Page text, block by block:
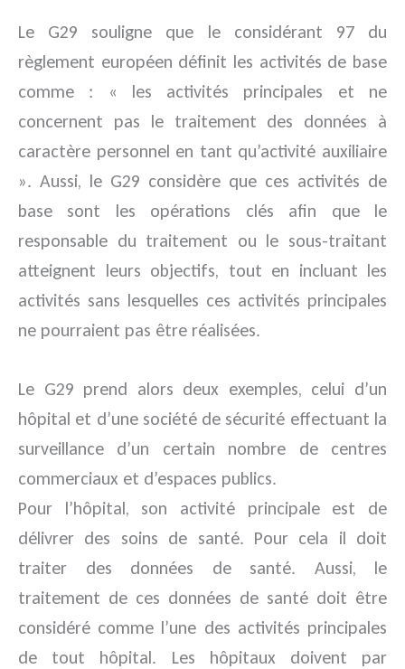
Le G29 souligne que le considérant 97 du
règlement européen définit les activités de base
comme : « les activités principales et ne
concernent pas le traitement des données à
caractère personnel en tant qu’activité auxiliaire
». Aussi, le G29 considère que ces activités de
base sont les opérations clés afin que le
responsable du traitement ou le sous-traitant
atteignent leurs objectifs, tout en incluant les
activités sans lesquelles ces activités principales
ne pourraient pas être réalisées.
Le G29 prend alors deux exemples, celui d’un
hôpital et d’une société de sécurité effectuant la
surveillance d’un certain nombre de centres
commerciaux et d’espaces publics.
Pour l’hôpital, son activité principale est de
délivrer des soins de santé. Pour cela il doit
traiter des données de santé. Aussi, le
traitement de ces données de santé doit être
considéré comme l’une des activités principales
de tout hôpital. Les hôpitaux doivent par